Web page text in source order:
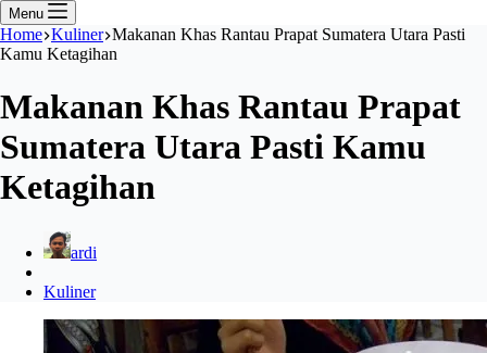
Menu
Home Kuliner Makanan Khas Rantau Prapat Sumatera Utara Pasti
Kamu Ketagihan
Makanan Khas Rantau Prapat
Sumatera Utara Pasti Kamu
Ketagihan
ardi
Kuliner